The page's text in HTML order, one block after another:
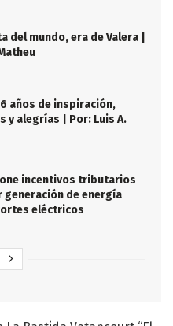
del mundo, era de Valera |
años de inspiración,
y alegrías | Por: Luis A.
incentivos tributarios
generación de energía
eléctricos